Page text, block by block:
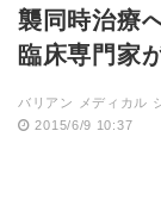
襲同時治療
臨床専門家
バリアン メディカル
2015/6/9 10:37